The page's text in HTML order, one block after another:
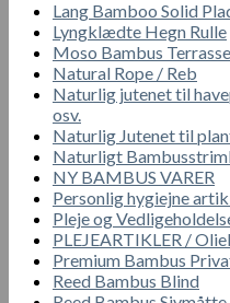
Lang Bamboo Solid
Lyngklædte Hegn Rulle
Moso Bambus
Natural Rope / Reb
Naturlig jutenet til
osv.
Naturlig Jutenet til
Naturligt
NY BAMBUS VARER
Personlig hygiejne
Pleje og
PLEJEARTIKLER /
Premium Bambus
Reed Bambus Blind